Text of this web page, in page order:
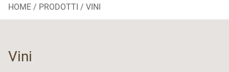
HOME PRODOTTI VINI
Vini